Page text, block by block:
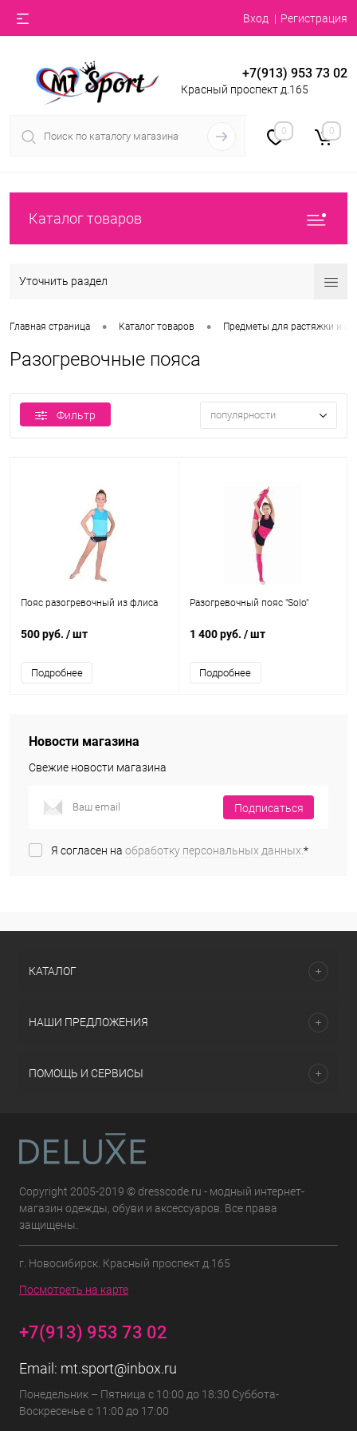
Вход Регистрация
+7(913) 953 73 02
Красный проспект д.165
0 0
Каталог товаров
Уточнить раздел
Главная страница • Каталог товаров • Предметы для растяжки и
Разогревочные пояса
Фильтр популярности
Пояс разогревочный из флиса
500 руб. / шт
Подробнее
Разогревочный пояс "Solo"
1 400 руб. / шт
Подробнее
Новости магазина
Свежие новости магазина
Подписаться
Я согласен на обработку персональных данных.*
КАТАЛОГ
НАШИ ПРЕДЛОЖЕНИЯ
ПОМОЩЬ И СЕРВИСЫ
Copyright 2005-2019 © dresscode.ru - модный интернет-
магазин одежды, обуви и аксессуаров. Все права
защищены.
г. Новосибирск. Красный проспект д.165
Посмотреть на карте
+7(913) 953 73 02
Email: mt.sport@inbox.ru
Понедельник – Пятница с 10:00 до 18:30 Суббота-
Воскресенье с 11:00 до 17:00